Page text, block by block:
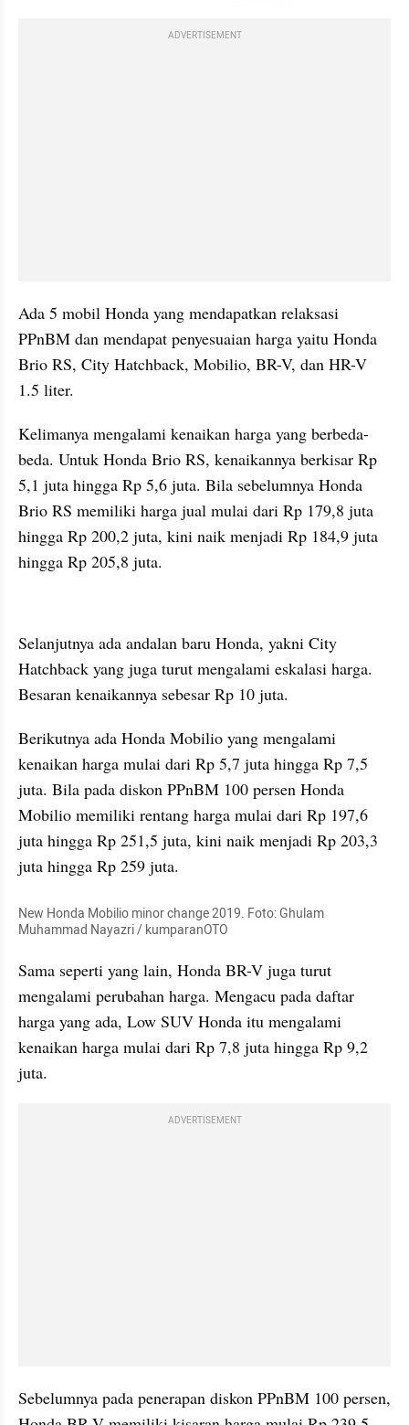
ADVERTISEMENT
Ada 5 mobil Honda yang mendapatkan relaksasi
PPnBM dan mendapat penyesuaian harga yaitu Honda
Brio RS, City Hatchback, Mobilio, BR-V, dan HR-V
1.5 liter.
Kelimanya mengalami kenaikan harga yang berbeda-
beda. Untuk Honda Brio RS, kenaikannya berkisar Rp
5,1 juta hingga Rp 5,6 juta. Bila sebelumnya Honda
Brio RS memiliki harga jual mulai dari Rp 179,8 juta
hingga Rp 200,2 juta, kini naik menjadi Rp 184,9 juta
hingga Rp 205,8 juta.
Selanjutnya ada andalan baru Honda, yakni City
Hatchback yang juga turut mengalami eskalasi harga.
Besaran kenaikannya sebesar Rp 10 juta.
Berikutnya ada Honda Mobilio yang mengalami
kenaikan harga mulai dari Rp 5,7 juta hingga Rp 7,5
juta. Bila pada diskon PPnBM 100 persen Honda
Mobilio memiliki rentang harga mulai dari Rp 197,6
juta hingga Rp 251,5 juta, kini naik menjadi Rp 203,3
juta hingga Rp 259 juta.
New Honda Mobilio minor change 2019. Foto: Ghulam
Muhammad Nayazri / kumparanOTO
Sama seperti yang lain, Honda BR-V juga turut
mengalami perubahan harga. Mengacu pada daftar
harga yang ada, Low SUV Honda itu mengalami
kenaikan harga mulai dari Rp 7,8 juta hingga Rp 9,2
juta.
ADVERTISEMENT
Sebelumnya pada penerapan diskon PPnBM 100 persen,